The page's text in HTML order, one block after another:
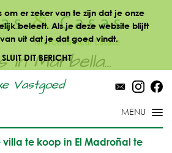
er zeker van te zijn dat je onze
beleeft. Als je deze website blijft
uit dat je dat goed vindt.
SLUIT DIT BERICHT
in Marbella...
Vastgoed
te koop in El Madroñal te